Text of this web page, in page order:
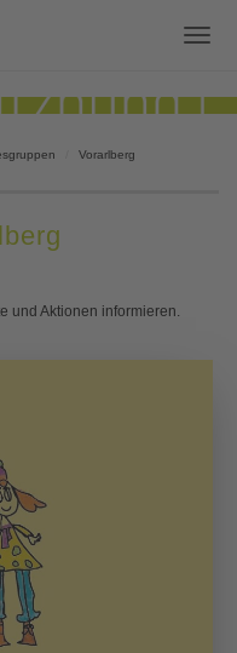
Vorarlberg
und Aktionen informieren.